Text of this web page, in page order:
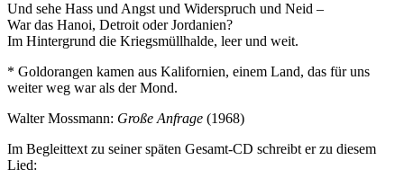
Und sehe Hass und Angst und Widerspruch und Neid –
War das Hanoi, Detroit oder Jordanien?
Im Hintergrund die Kriegsmüllhalde, leer und weit.
* Goldorangen kamen aus Kalifornien, einem Land, das für uns
weiter weg war als der Mond.
Walter Mossmann: Große Anfrage (1968)
Im Begleittext zu seiner späten Gesamt-CD schreibt er zu diesem
Lied: